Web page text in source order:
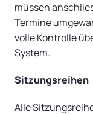
müssen
Termine
volle Kontrolle
System.
Sitzungsreihen
Alle